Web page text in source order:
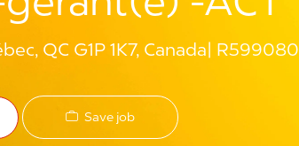
QC G1P 1K7, Canada R599080
Save job